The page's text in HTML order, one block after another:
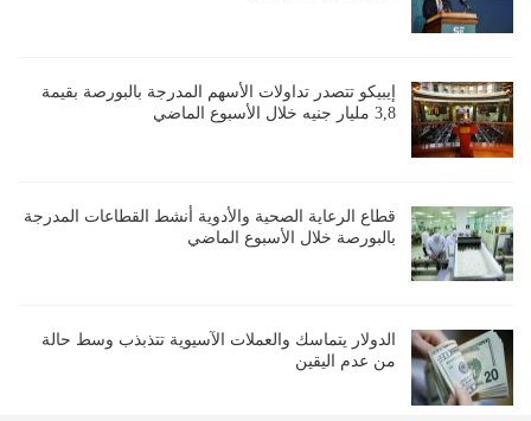
إيبيكو تتصدر تداولات الأسهم المدرجة بالبورصة بقيمة
3,8 مليار جنيه خلال الأسبوع الماضي
قطاع الرعاية الصحية والأدوية أنشط القطاعات المدرجة
بالبورصة خلال الأسبوع الماضي
الدولار يتماسك والعملات الآسيوية تتذبذب وسط حالة
من عدم اليقين